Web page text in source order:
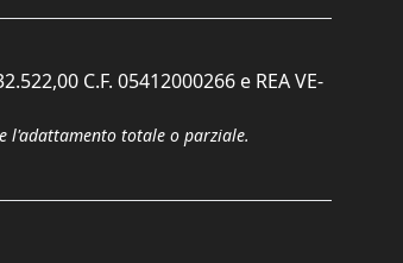
C.F. 05412000266 e REA VE-
l'adattamento totale o parziale.